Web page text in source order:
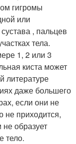
гигромы
или
, пальцев
тела.
1, 2 или 3
киста может
литературе
даже большего
если они не
не приходится,
образует
тело.